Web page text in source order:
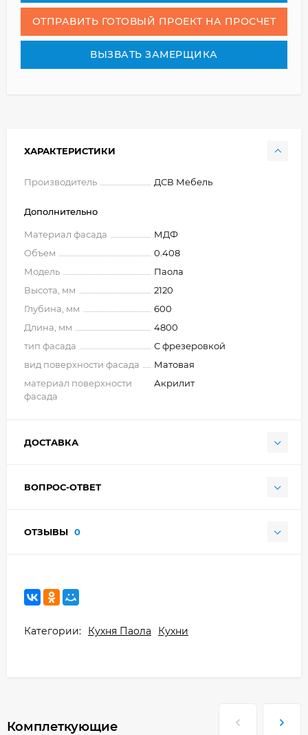
ОТПРАВИТЬ ГОТОВЫЙ ПРОЕКТ НА ПРОСЧЕТ
ВЫЗВАТЬ ЗАМЕРЩИКА
ХАРАКТЕРИСТИКИ
Производитель ДСВ Мебель
Дополнительно
Материал фасада
МДФ
Объем
0.408
Модель
Паола
Высота, мм
2120
Глубина, мм
600
Длина, мм
4800
тип фасада
С фрезеровкой
вид поверхности фасада
Матовая
материал поверхности
фасада
Акрилит
ДОСТАВКА
ВОПРОС-ОТВЕТ
ОТЗЫВЫ 0
Категории: Кухня Паола Кухни
Комплеткующие